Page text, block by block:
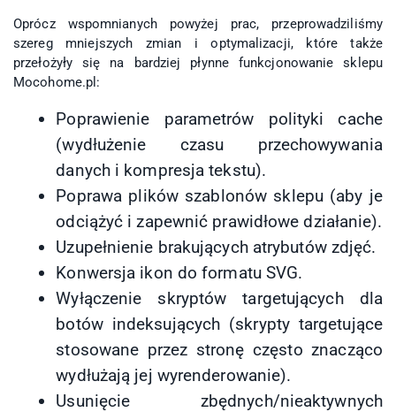
Oprócz wspomnianych powyżej prac, przeprowadziliśmy
szereg mniejszych zmian i optymalizacji, które także
przełożyły się na bardziej płynne funkcjonowanie sklepu
Mocohome.pl:
Poprawienie parametrów polityki cache
(wydłużenie czasu przechowywania
danych i kompresja tekstu).
Poprawa plików szablonów sklepu (aby je
odciążyć i zapewnić prawidłowe działanie).
Uzupełnienie brakujących atrybutów zdjęć.
Konwersja ikon do formatu SVG.
Wyłączenie skryptów targetujących dla
botów indeksujących (skrypty targetujące
stosowane przez stronę często znacząco
wydłużają jej wyrenderowanie).
Usunięcie zbędnych/nieaktywnych